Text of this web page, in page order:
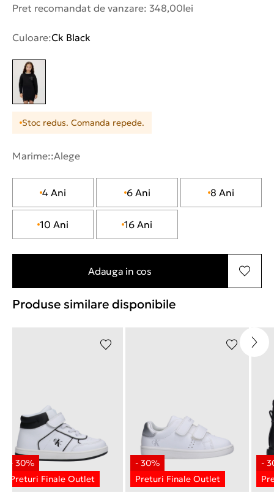
Pret recomandat de vanzare: 348,00lei
Culoare:Ck Black
Stoc redus. Comanda repede.
Marime::Alege
4 Ani 6 Ani 8 Ani
10 Ani 16 Ani
Adauga in cos
Produse similare disponibile